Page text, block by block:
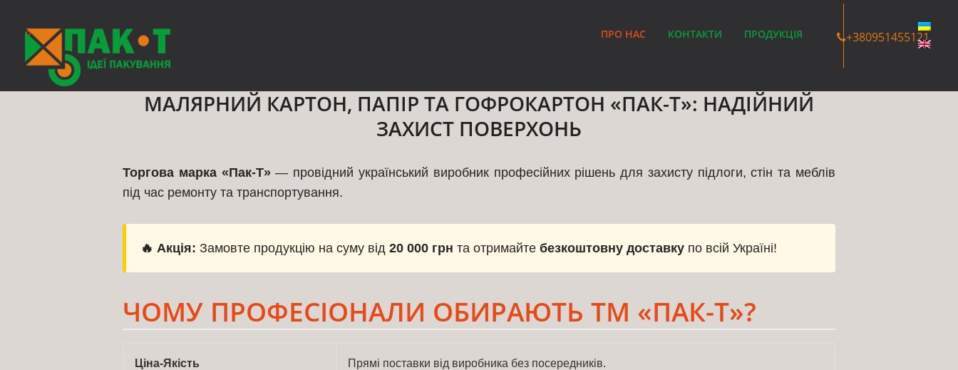
◊ ПРО НАС КОНТАКТИ ПРОДУКЦІЯ +380951455121
МАЛЯРНИЙ КАРТОН, ПАПІР ТА ГОФРОКАРТОН «ПАК-Т»: НАДІЙНИЙ
ЗАХИСТ ПОВЕРХОНЬ
Торгова марка «Пак-Т»— провідний український виробник професійних рішень для захисту підлоги, стін та меблів
під час ремонту та транспортування.
🔥 Акція: Замовте продукцію на суму від 20 000 грн та отримайте безкоштовну доставку по всій Україні!
ЧОМУ ПРОФЕСІОНАЛИ ОБИРАЮТЬ ТМ «ПАК-Т»?
Ціна-Якість Прямі поставки від виробника без посередників.